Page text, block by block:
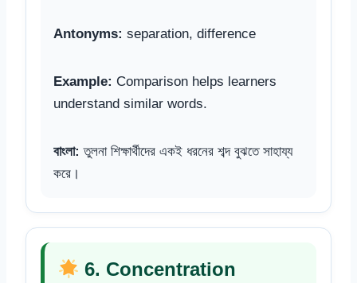
Antonyms: separation, difference
Example: Comparison helps learners
understand similar words.
বাংলা: তুলনা শিক্ষার্থীদের একই ধরনের শব্দ বুঝতে সাহায্য
করে।
6. Concentration